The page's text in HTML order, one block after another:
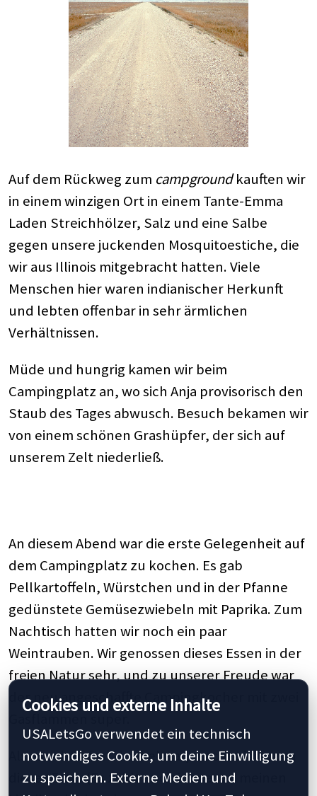
Auf dem Rückweg zum campgroundkauften wir
in einem winzigen Ort in einem Tante-Emma
Laden Streichhölzer, Salz und eine Salbe
gegen unsere juckenden Mosquitoestiche, die
wir aus Illinois mitgebracht hatten. Viele
Menschen hier waren indianischer Herkunft
und lebten offenbar in sehr ärmlichen
Verhältnissen.
Müde und hungrig kamen wir beim
Campingplatz an, wo sich Anja provisorisch den
Staub des Tages abwusch. Besuch bekamen wir
von einem schönen Grashüpfer, der sich auf
unserem Zelt niederließ.
An diesem Abend war die erste Gelegenheit auf
dem Campingplatz zu kochen. Es gab
Pellkartoffeln, Würstchen und in der Pfanne
gedünstete Gemüsezwiebeln mit Paprika. Zum
Nachtisch hatten wir noch ein paar
Weintrauben. Wir genossen dieses Essen in der
freien Natur sehr, und zu unserer Freude war
der neu angeschaffte Campingkocher mit zwei
Als es schon fast dunkel war, machte ich noch
dieses Foto. (Es zählt noch immer zu meinen
Cookies und externe Inhalte
USALetsGo verwendet ein technisch
notwendiges Cookie, um deine Einwilligung
zu speichern. Externe Medien und